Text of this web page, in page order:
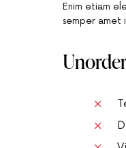
Enim etiam
semper amet